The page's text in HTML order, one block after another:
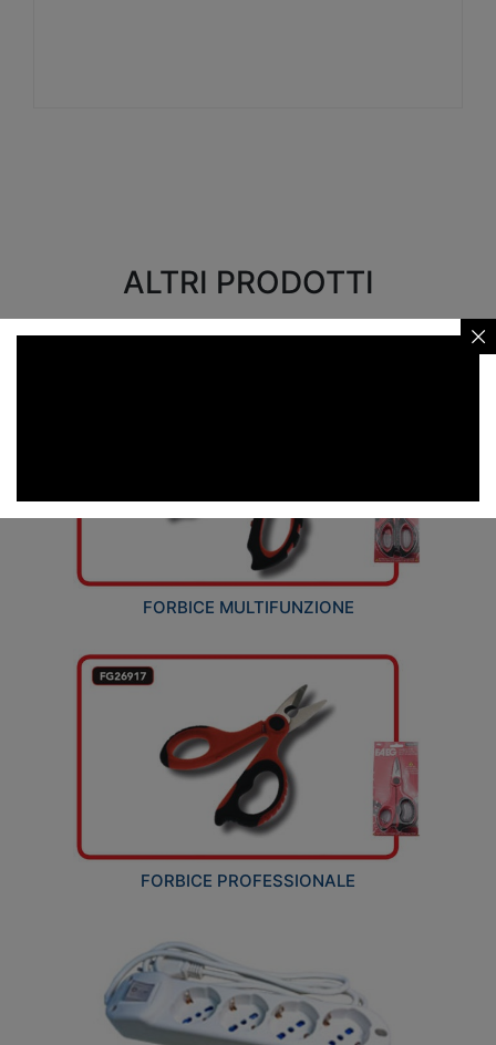
ALTRI PRODOTTI
FORBICE MULTIFUNZIONE
FORBICE PROFESSIONALE